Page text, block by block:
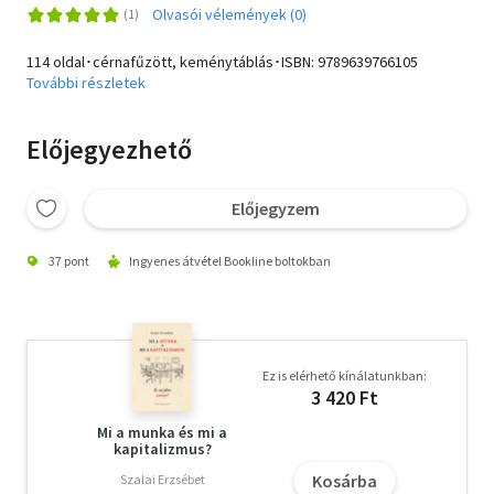
Olvasói vélemények (0)
114 oldal･cérnafűzött, keménytáblás･ISBN: 9789639766105
További részletek
Előjegyezhető
Előjegyzem
37 pont Ingyenes átvétel Bookline boltokban
Mi a munka és mi a
kapitalizmus?
Szalai Erzsébet
Ez is elérhető kínálatunkban:
3 420 Ft
Kosárba